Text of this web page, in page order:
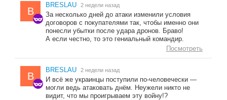
B
BRESLAU 2 недели назад
За несколько дней до атаки изменили условия
договоров с покупателями так, чтобы именно они
понесли убытки после удара дронов. Браво!
А если честно, то это гениальный командир.
Посмотреть
B
BRESLAU 2 недели назад
И всё же украинцы поступили по-человечески —
могли ведь атаковать днём. Неужели никто не
видит, что мы проигрываем эту войну!?